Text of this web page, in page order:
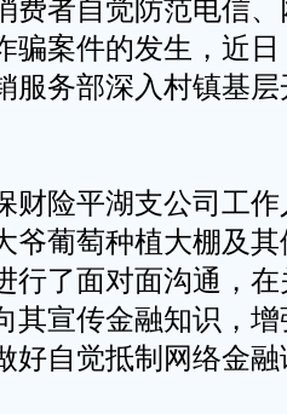
者自觉防范电信、
骗案件的发生，近
服务部深入村镇基
险平湖支公司工作
爷葡萄种植大棚及
行了面对面沟通，
其宣传金融知识，
好自觉抵制网络金